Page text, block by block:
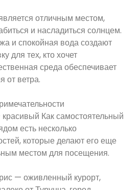
отличным местом,
и насладиться солнцем.
и спокойная вода создают
для тех, кто хочет
среда обеспечивает
от ветра.
Как самостоятельный
есть несколько
которые делают его еще
местом для посещения.
— оживленный курорт,